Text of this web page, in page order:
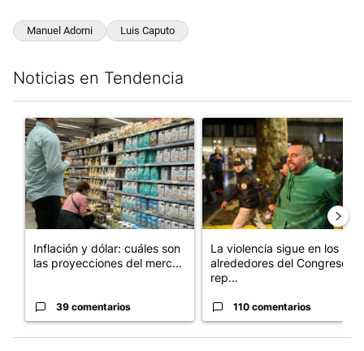
Manuel Adorni Luis Caputo
Noticias en Tendencia
Un artículo de tendencia con el título "Inflación y dólar: cuáles
Inflación y dólar: cuáles son
las proyecciones del merc...
39 comentarios
Un artículo de tendencia con
La violencia sigue en los
alrededores del Congreso:
rep...
110 comentarios